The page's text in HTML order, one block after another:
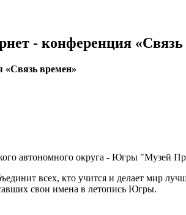
- конференция «Связь
«Связь времен»
автономного округа - Югры "Музей
всех, кто учится и делает мир
свои имена в летопись Югры.